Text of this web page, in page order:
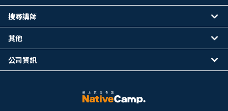
搜尋講師
其他
公司資訊